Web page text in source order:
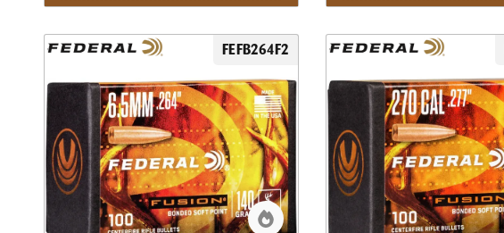
FEFB264F2